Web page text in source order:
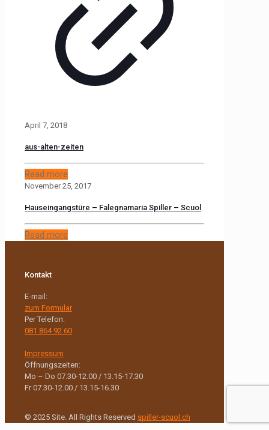
April 7, 2018
aus-alten-zeiten
Read more
November 25, 2017
Hauseingangstüre – Falegnamaria Spiller – Scuol
Read more
Kontakt
E-mail:
zum Formular
Per Telefon:
081 864 92 60
Impressum
Öffnungszeiten:
Mo – Do 07.30-12.00 / 13.15-17.30
Fr 07.30-12.00 / 13.15-16.30
© 2025 Site. All Rights Reserved spiller-scuol.ch